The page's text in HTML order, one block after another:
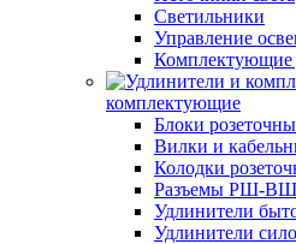
Светильники
Управление
Комплектующие
комплектующие
Блоки
Вилки и
Колодки
Разъемы РШ-ВШ
Удлинители
Удлинители